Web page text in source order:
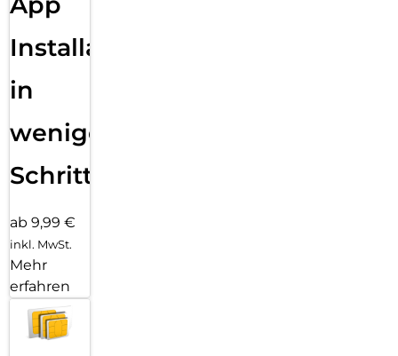
Installation
in
wenigen
Schritten
ab 9,99 €
inkl. MwSt.
Mehr
erfahren